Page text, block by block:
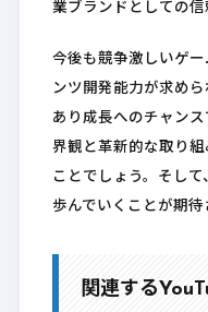
業ブランドとしての信
今後も競争激しいゲ
ンツ開発能力が求め
あり成長へのチャン
界観と革新的な取り
ことでしょう。そし
歩んでいくことが期待
関連する